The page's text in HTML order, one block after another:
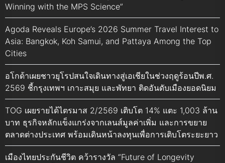
Winning with the MPS Science”
Agoda Reveals Europe’s 2026 Summer Travel Interest to
Asia: Bangkok, Koh Samui, and Pattaya Among the Top
Cities
อโกด้าเผยชาวยุโรปสนใจเดินทางสู่เอเชียในช่วงฤดูร้อนปีพ.ศ.
2569 ชี้กรุงเทพฯ เกาะสมุย และพัทยา ติดอันดับเมืองยอดนิยม
TOG เผยรายได้ไตรมาส 2/2569 เติบโต 14% แตะ 1,003 ล้าน
บาท ธุรกิจหลักแข็งแกร่งจากเลนส์มูลค่าเพิ่ม และการขยาย
ตลาดต่างประเทศ พร้อมเดินหน้าลงทุนเพื่อการเติบโตระยะยาว
เมืองไทยประกันชีวิต คว้ารางวัล “Future of Longevity